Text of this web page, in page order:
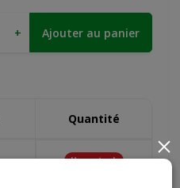
+ Ajouter au panier
Quantité
Hors stock
×